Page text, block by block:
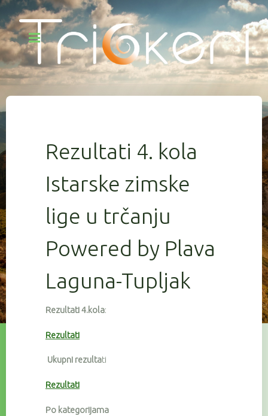
Rezultati 4. kola
Istarske zimske
lige u trčanju
Powered by Plava
Laguna-Tupljak
Rezultati 4.kola:
Rezultati
Ukupni rezultati
Rezultati
Po kategorijama